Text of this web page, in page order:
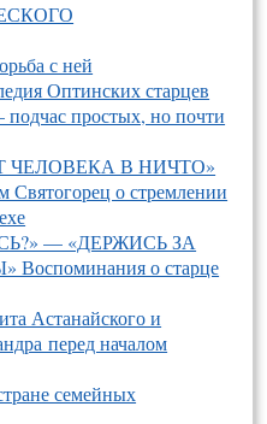
с ней
Оптинских старцев
простых, но почти
ЧЕЛОВЕКА В НИЧТО»
о стремлении
— «ДЕРЖИСЬ ЗА
о старце
Астанайского и
перед началом
семейных